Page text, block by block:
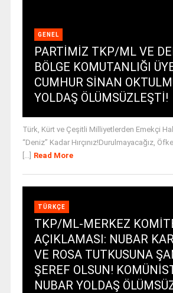
GENEL
PARTİMİZ TKP/ML VE
BÖLGE KOMUTANLIĞI
CUMHUR SİNAN
YOLDAŞ ÖLÜMSÜZLEŞTİ!
Türk, Kürt ve Çeşitli Milliyetlerden Emekçi
“Deniz” Kadar Hırçınız!Durulmayacağız,
Read More
TÜRKÇE
TKP/ML-MERKEZ
AÇIKLAMASI: NUBAR
VE ROSA TUTKUSUNA
ŞEREF OLSUN!
NUBAR YOLDAŞ